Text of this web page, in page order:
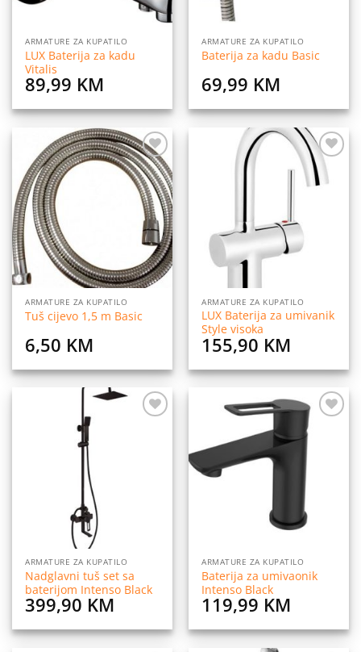
ARMATURE ZA KUPATILO
LUX Baterija za kadu
Vitalis
89,99 KM
ARMATURE ZA KUPATILO
Baterija za kadu Basic
69,99 KM
Dodaj
na
listu
želja
ARMATURE ZA KUPATILO
Tuš cijevo 1,5 m Basic
6,50 KM
Dodaj
na
ARMATURE ZA KUPATILO
LUX Baterija za umivanik
Style visoka
155,90 KM
ARMATURE ZA KUPATILO
Nadglavni tuš set sa
baterijom Intenso Black
399,90 KM
ARMATURE ZA KUPATILO
Baterija za umivaonik
Intenso Black
119,99 KM